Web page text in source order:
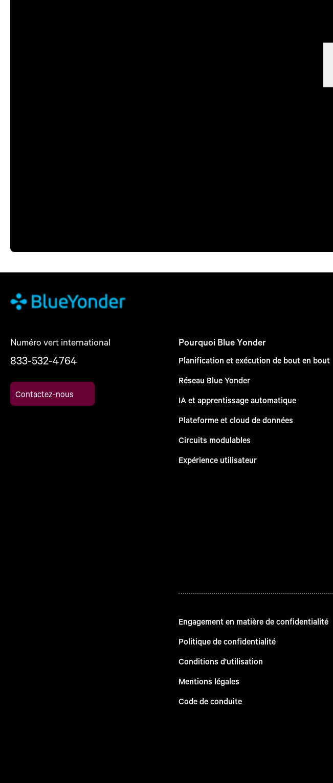
Numéro vert international
833-532-4764
Contactez-nous
Pourquoi Blue Yonder
Planification et exécution de bout en bout
Réseau Blue Yonder
IA et apprentissage automatique
Plateforme et cloud de données
Circuits modulables
Expérience utilisateur
Engagement en matière de confidentialité
Politique de confidentialité
Conditions d'utilisation
Mentions légales
Code de conduite